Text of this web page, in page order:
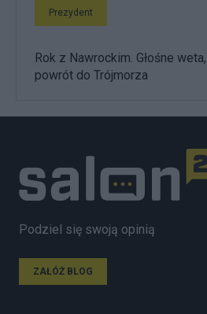
Prezydent
Rok z Nawrockim. Głośne
powrót do Trójmorza
Podziel się swoją opinią
ZAŁÓŻ BLOG